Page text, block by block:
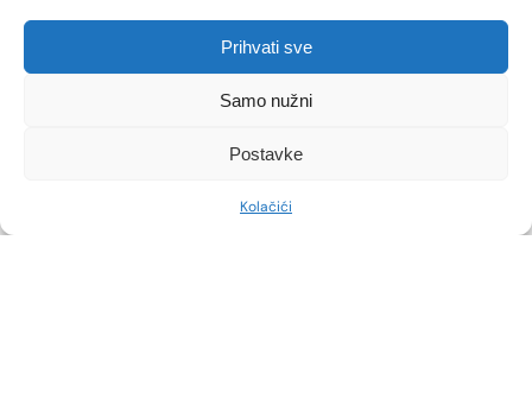
Prihvati sve
Samo nužni
Postavke
Kolačići
Preporučujemo da na zahvat dođete u
odjeći, pogotovo ako tretiramo veća područja poput